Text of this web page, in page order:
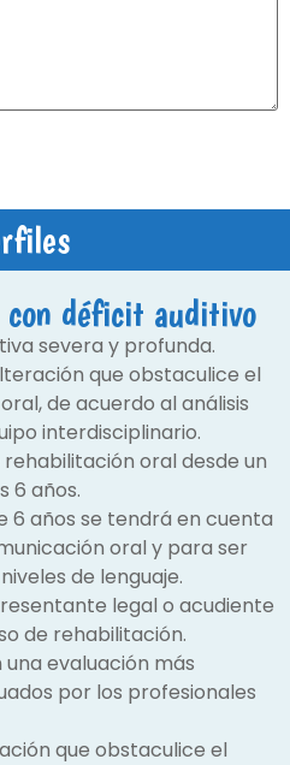
déficit auditivo
severa y profunda.
que obstaculice el
de acuerdo al análisis
interdisciplinario.
oral desde un
6 años.
6 años se tendrá en cuenta
oral y para ser
de lenguaje.
legal o acudiente
de rehabilitación.
una evaluación más
por los profesionales
que obstaculice el